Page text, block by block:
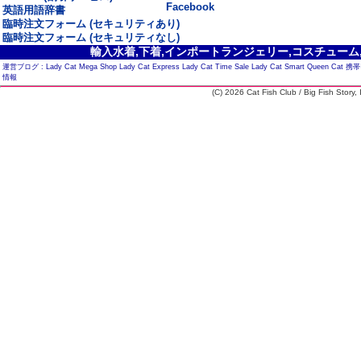
英語用語辞書
Facebook
臨時注文フォーム (セキュリティあり)
臨時注文フォーム (セキュリティなし)
輸入水着,下着,インポートランジェリー,コスチュー
運営ブログ : Lady Cat Mega Shop Lady Cat Express Lady Cat Time Sale Lady Cat Smart Queen Cat 携
情報
(C) 2026 Cat Fish Club / Big Fish Story,